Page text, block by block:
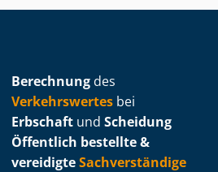
Berechnung des
Verkehrswertes bei
Erbschaft und Scheidung
Öffentlich bestellte &
vereidigteSachverständige